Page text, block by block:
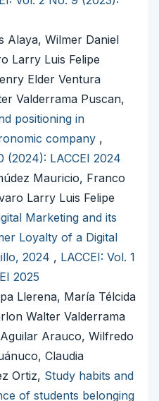
Alaya, Wilmer Daniel
Larry Luis Felipe
Elder Ventura
Valderrama Puscan,
positioning in
company ,
(2024): LACCEI 2024
Mauricio, Franco
Larry Luis Felipe
Marketing and its
Loyalty of a Digital
2024 , LACCEI: Vol. 1
2025
Llerena, María Télcida
Walter Valderrama
Arauco, Wilfredo
Claudia
Ortiz, Study habits and
of students belonging